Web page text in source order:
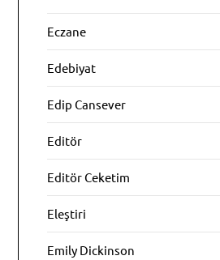
Eczane
Edebiyat
Edip Cansever
Editör
Editör Ceketim
Eleştiri
Emily Dickinson